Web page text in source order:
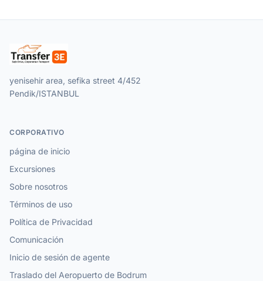
yenisehir area, sefika street 4/452
Pendik/ISTANBUL
CORPORATIVO
página de inicio
Excursiones
Sobre nosotros
Términos de uso
Política de Privacidad
Comunicación
Inicio de sesión de agente
Traslado del Aeropuerto de Bodrum